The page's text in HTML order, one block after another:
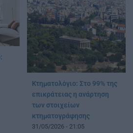
Κτηματολόγιο: Στο 99% της
επικράτειας η ανάρτηση
των στοιχείων
κτηματογράφησης
31/05/2026 - 21:05